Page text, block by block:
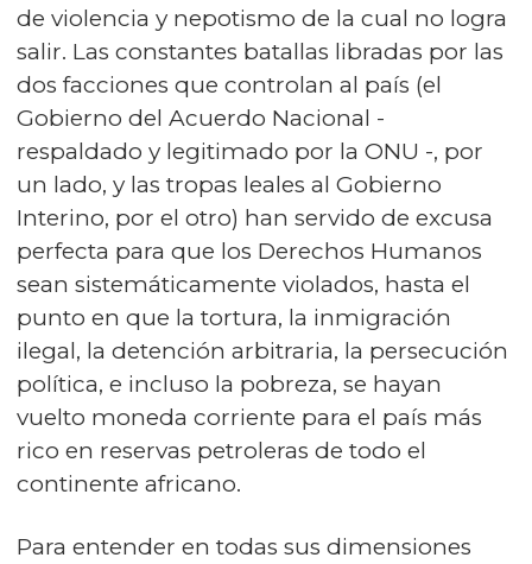
de violencia y nepotismo de la cual no logra
salir. Las constantes batallas libradas por las
dos facciones que controlan al país (el
Gobierno del Acuerdo Nacional -
respaldado y legitimado por la ONU -, por
un lado, y las tropas leales al Gobierno
Interino, por el otro) han servido de excusa
perfecta para que los Derechos Humanos
sean sistemáticamente violados, hasta el
punto en que la tortura, la inmigración
ilegal, la detención arbitraria, la persecución
política, e incluso la pobreza, se hayan
vuelto moneda corriente para el país más
rico en reservas petroleras de todo el
continente africano.
Para entender en todas sus dimensiones